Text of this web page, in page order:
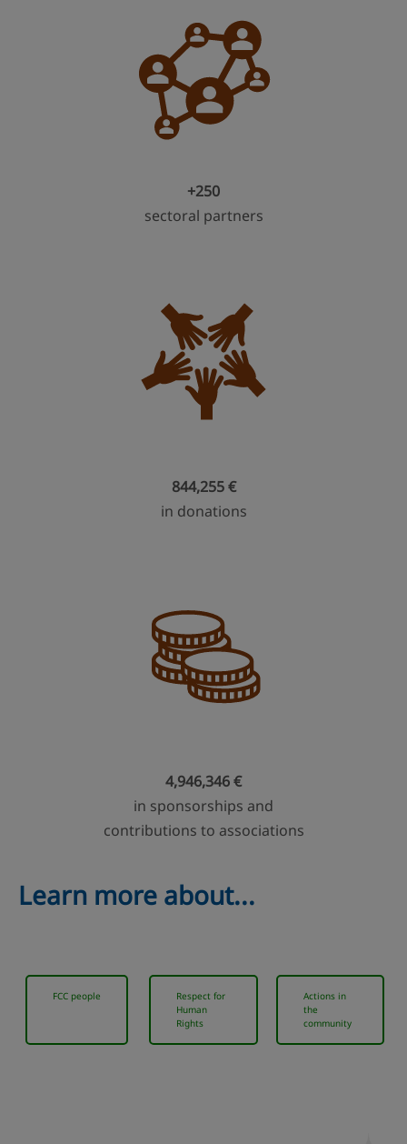
+250
sectoral partners
844,255 €
in donations
4,946,346 €
in sponsorships and
contributions to associations
Learn more about...
FCC people
Respect for
Human
Rights
Actions in
the
community